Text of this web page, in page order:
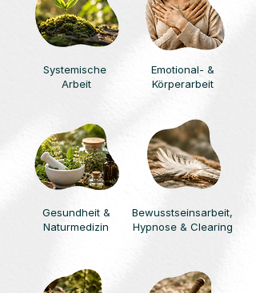
Systemische
Arbeit
Gesundheit &
Naturmedizin
Emotional- &
Körperarbeit
Bewusstseinsarbeit,
Hypnose & Clearing